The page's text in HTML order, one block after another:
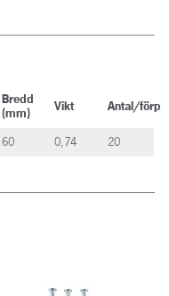
Bredd
(mm)
Vikt Antal/förp
60 0,74 20